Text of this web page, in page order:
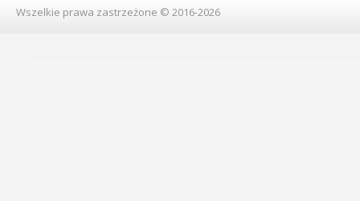
Wszelkie prawa zastrzeżone © 2016-2026